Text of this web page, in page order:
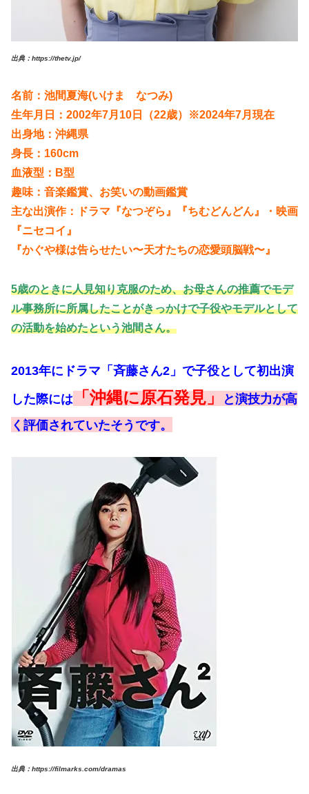
出典：https://thetv.jp/
名前： 池間夏海(いけま なつみ)
生年月日：2002年7月10日（22歳）※2024年7月現在
出身地：沖縄県
身長：160cm
血液型：B型
趣味：音楽鑑賞、お笑いの動画鑑賞
主な出演作：ドラマ『なつぞら』『ちむどんどん』・映画
『ニセコイ』
『かぐや様は告らせたい〜天才たちの恋愛頭脳戦〜』
5歳のときに人見知り克服のため、お母さんの推薦でモデ
ル事務所に所属したことがきっかけで子役やモデルとして
の活動を始めたという池間さん。
2013年にドラマ「斉藤さん2」で子役として初出演
した際には 「沖縄に原石発見」
と演技力が高
く評価されていたそうです。
出典：https://filmarks.com/dramas